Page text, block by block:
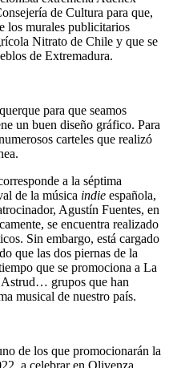
de Cultura para que,
los murales publicitarios
Nitrato de Chile y que se
de Extremadura.
para que seamos
un buen diseño gráfico. Para
carteles que realizó
a la séptima
de la música indie española,
Agustín Fuentes, en
se encuentra realizado
Sin embargo, está cargado
que las dos piernas de la
que se promociona a La
grupos que han
musical de nuestro país.
de los que promocionarán la